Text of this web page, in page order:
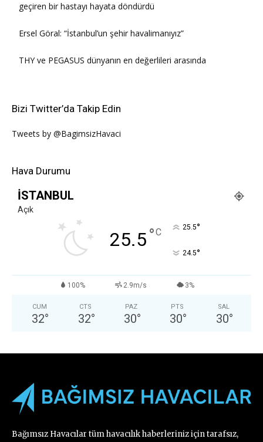
geçiren bir hastayı hayata döndürdü
Ersel Göral: “İstanbul’un şehir havalimanıyız”
THY ve PEGASUS dünyanın en değerlileri arasında
Bizi Twitter’da Takip Edin
Tweets by @BagimsizHavaci
Hava Durumu
İSTANBUL
Açık
25.5°C 25.5°
24.5°
100% 2.9m/s 3%
CUM
32°
CTS
32°
PAZ
30°
PTS
30°
SAL
30°
Bağımsız Havacılar tüm havacılık haberleriniz için tarafsız,